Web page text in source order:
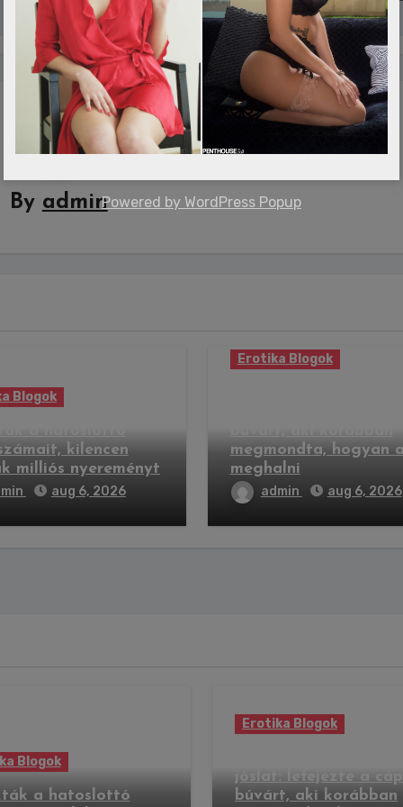
By admin
Blogok
kilencen
milliós nyereményt
aug 6, 2026
Erotika Blogok
megmondta, hogyan
meghalni
admin aug 6, 2026
Blogok
a hatoslottó
Erotika Blogok
jóslat: lefejezte a
búvárt, aki korábban
Powered by WordPress Popup